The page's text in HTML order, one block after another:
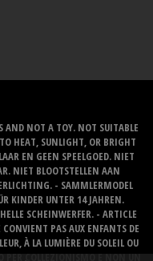
AND NOT A TOY. NOT SUITABLE
HEAT, SUNLIGHT, OR BRIGHT
EN GEEN SPEELGOED. NIET
NIET BLOOTSTELLEN AAN
- SAMMLERMODEL
KINDER UNTER 14 JAHREN.
SCHEINWERFER. - ARTICLE
PAS AUX ENFANTS DE
À LA LUMIÈRE DU SOLEIL OU
PER COLLEZIONISMO E NON UN